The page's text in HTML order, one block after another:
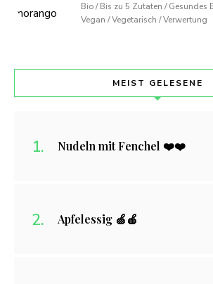
Bio / Bis zu 5 Zutaten / Gesundes
Vegan / Vegetarisch / Verwertung
MEIST GELESENE
Nudeln mit Fenchel ❤️❤️
Apfelessig 🍏🍎